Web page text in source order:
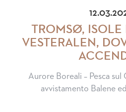
TROMSØ, ISOLE
VESTERALEN,
Aurore Boreali – Pesca sul
avvistamento Balene